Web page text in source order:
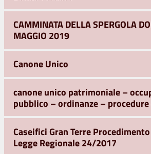
CAMMINATA DELLA SPERGOLA
MAGGIO 2019
Canone Unico
canone unico patrimoniale –
pubblico – ordinanze –
Caseifici Gran Terre
Legge Regionale 24/2017